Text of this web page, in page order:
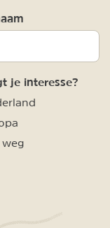
je interesse?
weg